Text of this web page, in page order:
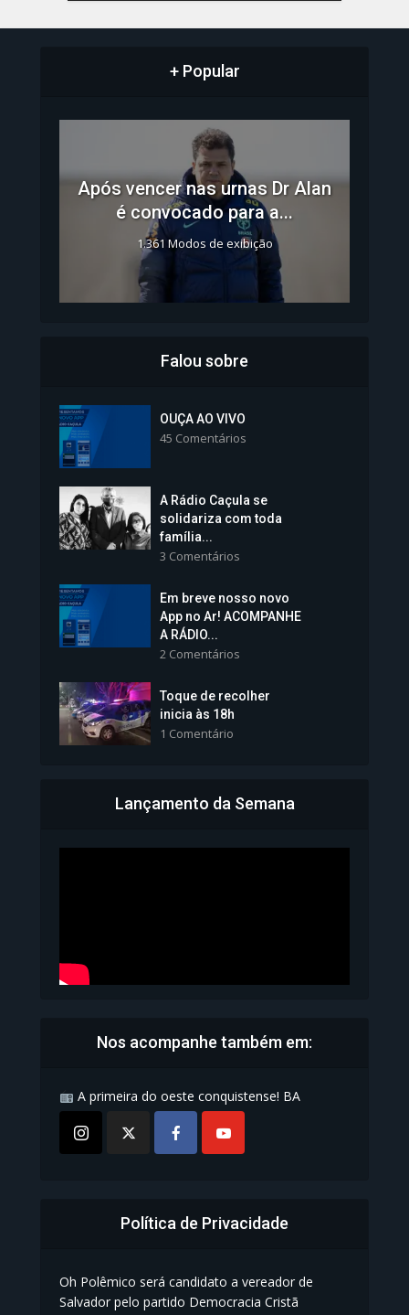
+ Popular
Após vencer nas urnas Dr Alan
é convocado para a...
1.361 Modos de exibição
Colégios da Polícia...
Vice-Prefeita Sheila Lemos
tomará posse nesta...
1.101 Modos de exibição
Bahia inicia emissão da
Falou sobre
OUÇA AO VIVO
45 Comentários
A Rádio Caçula se
solidariza com toda
família...
3 Comentários
Em breve nosso novo
App no Ar! ACOMPANHE
A RÁDIO...
2 Comentários
Toque de recolher
inicia às 18h
1 Comentário
Lançamento da Semana
Nos acompanhe também em:
A primeira do oeste conquistense! BA
Política de Privacidade
Oh Polêmico será candidato a vereador de
Salvador pelo partido Democracia Cristã